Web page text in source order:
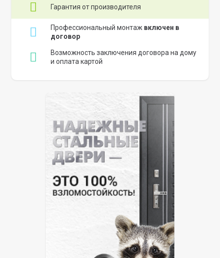
Гарантия от производителя
Профессиональный монтаж включен в
договор
Возможность заключения договора на дому
и оплата картой